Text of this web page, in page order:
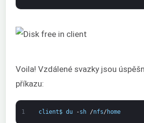
Voila! Vzdálené svazky jsou
příkazu:
1 client$ du -sh /nfs/ home